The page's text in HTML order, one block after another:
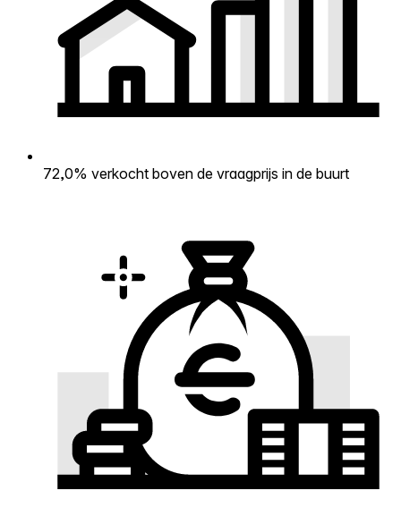
72,0% verkocht boven de vraagprijs in de buurt